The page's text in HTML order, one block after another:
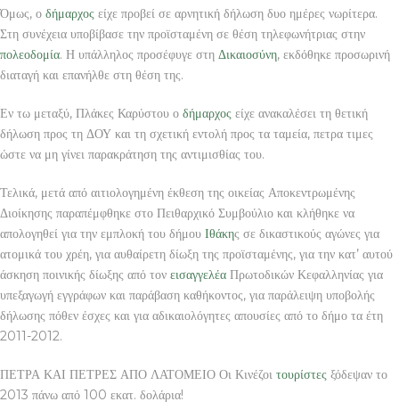
Όμως, ο δήμαρχος είχε προβεί σε αρνητική δήλωση δυο ημέρες νωρίτερα.
Στη συνέχεια υποβίβασε την προϊσταμένη σε θέση τηλεφωνήτριας στην
πολεοδομία. Η υπάλληλος προσέφυγε στη Δικαιοσύνη, εκδόθηκε προσωρινή
διαταγή και επανήλθε στη θέση της.
Εν τω μεταξύ, Πλάκες Καρύστου ο δήμαρχος είχε ανακαλέσει τη θετική
δήλωση προς τη ΔΟΥ και τη σχετική εντολή προς τα ταμεία, πετρα τιμες
ώστε να μη γίνει παρακράτηση της αντιμισθίας του.
Τελικά, μετά από αιτιολογημένη έκθεση της οικείας Αποκεντρωμένης
Διοίκησης παραπέμφθηκε στο Πειθαρχικό Συμβούλιο και κλήθηκε να
απολογηθεί για την εμπλοκή του δήμου Ιθάκης σε δικαστικούς αγώνες για
ατομικά του χρέη, για αυθαίρετη δίωξη της προϊσταμένης, για την κατ’ αυτού
άσκηση ποινικής δίωξης από τον εισαγγελέα Πρωτοδικών Κεφαλληνίας για
υπεξαγωγή εγγράφων και παράβαση καθήκοντος, για παράλειψη υποβολής
δήλωσης πόθεν έσχες και για αδικαιολόγητες απουσίες από το δήμο τα έτη
2011-2012.
ΠΕΤΡΑ ΚΑΙ ΠΕΤΡΕΣ ΑΠΟ ΛΑΤΟΜΕΙΟ Οι Κινέζοι τουρίστες ξόδεψαν το
2013 πάνω από 100 εκατ. δολάρια!